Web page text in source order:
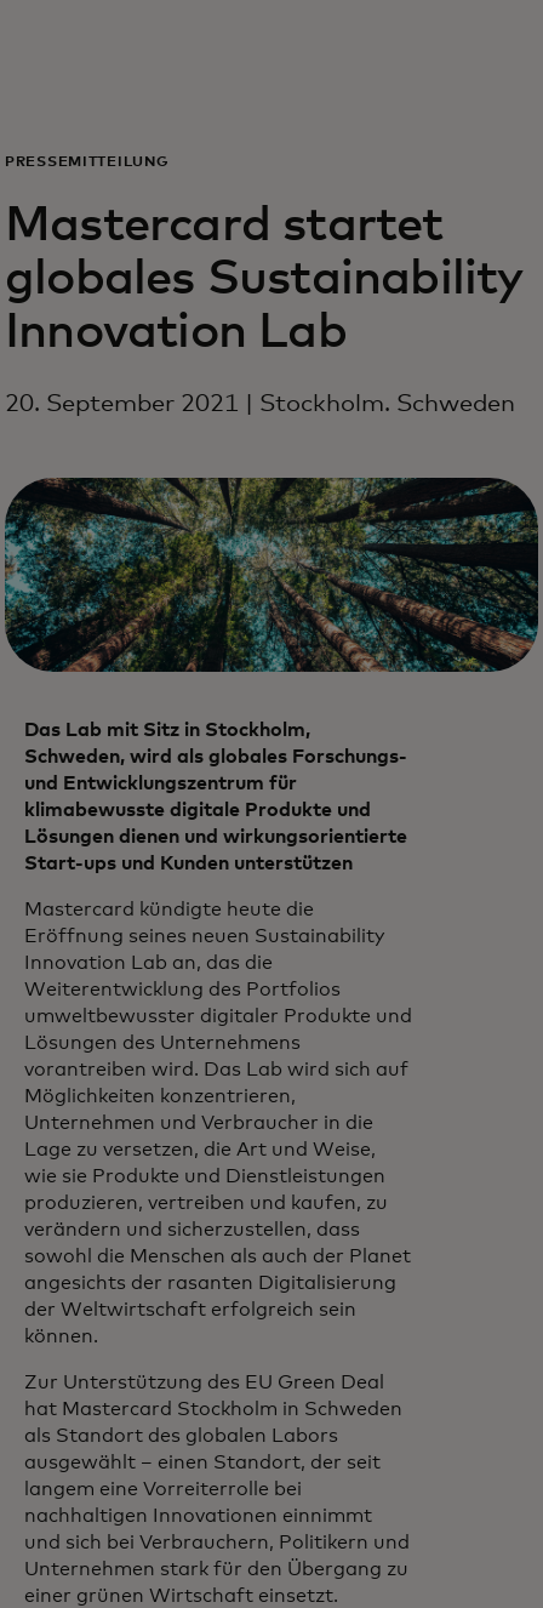
Für Innovatoren
PRESSEMITTEILUNG
Mastercard startet
globales Sustainability
Innovation Lab
20. September 2021 | Stockholm. Schweden
Das Lab mit Sitz in Stockholm,
Schweden, wird als globales Forschungs-
und Entwicklungszentrum für
klimabewusste digitale Produkte und
Lösungen dienen und wirkungsorientierte
Start-ups und Kunden unterstützen
Mastercard kündigte heute die
Eröffnung seines neuen Sustainability
Innovation Lab an, das die
Weiterentwicklung des Portfolios
umweltbewusster digitaler Produkte und
Lösungen des Unternehmens
vorantreiben wird. Das Lab wird sich auf
Möglichkeiten konzentrieren,
Unternehmen und Verbraucher in die
Lage zu versetzen, die Art und Weise,
wie sie Produkte und Dienstleistungen
produzieren, vertreiben und kaufen, zu
verändern und sicherzustellen, dass
sowohl die Menschen als auch der Planet
angesichts der rasanten Digitalisierung
der Weltwirtschaft erfolgreich sein
können.
Zur Unterstützung des EU Green Deal
hat Mastercard Stockholm in Schweden
als Standort des globalen Labors
ausgewählt – einen Standort, der seit
langem eine Vorreiterrolle bei
nachhaltigen Innovationen einnimmt
und sich bei Verbrauchern, Politikern und
Unternehmen stark für den Übergang zu
einer grünen Wirtschaft einsetzt.